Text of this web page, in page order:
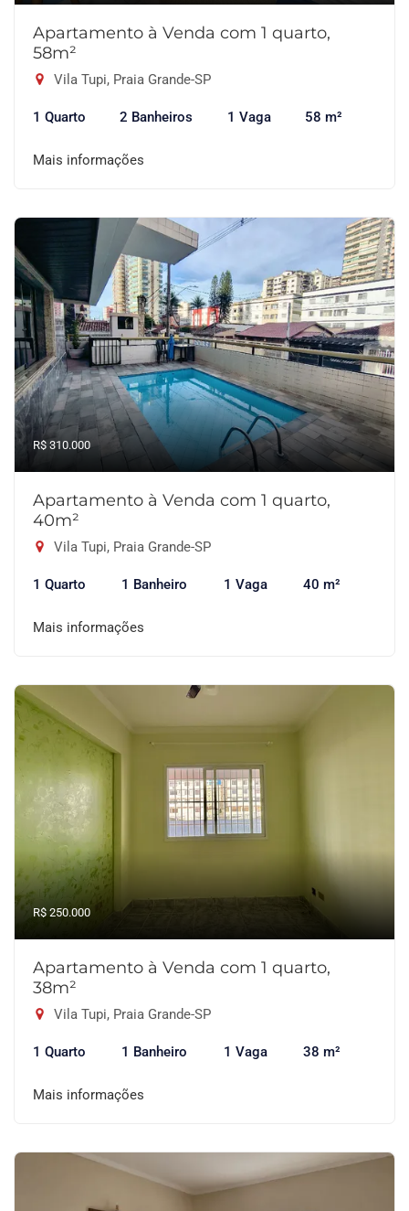
Apartamento à Venda com 1 quarto,
58m²
Vila Tupi, Praia Grande-SP
1 Quarto 2 Banheiros 1 Vaga 58 m²
Mais informações
R$ 310.000
Apartamento à Venda com 1 quarto,
40m²
Vila Tupi, Praia Grande-SP
1 Quarto 1 Banheiro 1 Vaga 40 m²
Mais informações
R$ 250.000
Apartamento à Venda com 1 quarto,
38m²
Vila Tupi, Praia Grande-SP
1 Quarto 1 Banheiro 1 Vaga 38 m²
Mais informações